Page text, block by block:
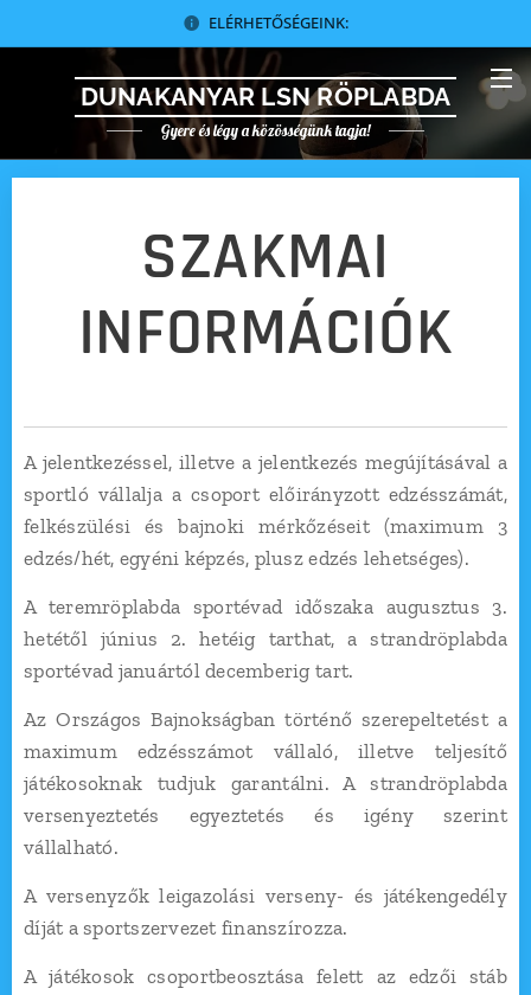
ELÉRHETŐSÉGEINK:
DUNAKANYAR LSN RÖPLABDA
Gyere és légy a közösségünk tagja!
SZAKMAI
INFORMÁCIÓK
A jelentkezéssel, illetve a jelentkezés megújításával a
sportló vállalja a csoport előirányzott edzésszámát,
felkészülési és bajnoki mérkőzéseit (maximum 3
edzés/hét, egyéni képzés, plusz edzés lehetséges).
A teremröplabda sportévad időszaka augusztus 3.
hetétől június 2. hetéig tarthat, a strandröplabda
sportévad januártól decemberig tart.
Az Országos Bajnokságban történő szerepeltetést a
maximum edzésszámot vállaló, illetve teljesítő
játékosoknak tudjuk garantálni. A strandröplabda
versenyeztetés egyeztetés és igény szerint
vállalható.
A versenyzők leigazolási verseny- és játékengedély
díját a sportszervezet finanszírozza.
A játékosok csoportbeosztása felett az edzői stáb